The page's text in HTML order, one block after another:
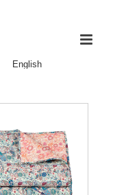
English